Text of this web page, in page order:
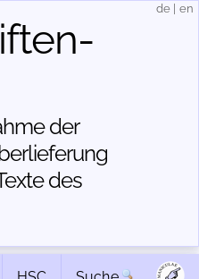
der
des
de en